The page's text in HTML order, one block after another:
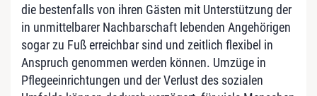
die bestenfalls von ihren Gästen mit Unterstützung der
in unmittelbarer Nachbarschaft lebenden Angehörigen
sogar zu Fuß erreichbar sind und zeitlich flexibel in
Anspruch genommen werden können. Umzüge in
Pflegeeinrichtungen und der Verlust des sozialen